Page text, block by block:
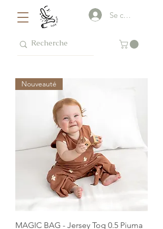
Se connecter
Nouveauté
MAGIC BAG - Jersey Tog 0.5 Piuma